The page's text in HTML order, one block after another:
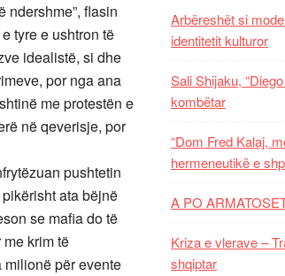
ndershme”, flasin
tyre e ushtron të
idealistë, si dhe
por nga ana
me protestën e
në qeverisje, por
pushtetin
ata bëjnë
se mafia do të
krim të
për evente
Arbëreshët si
identitetit kulturor
Sali Shijaku,
kombëtar
“Dom Fred Kalaj,
hermeneutikë e
A PO
Kriza e vlerave –
shqiptar